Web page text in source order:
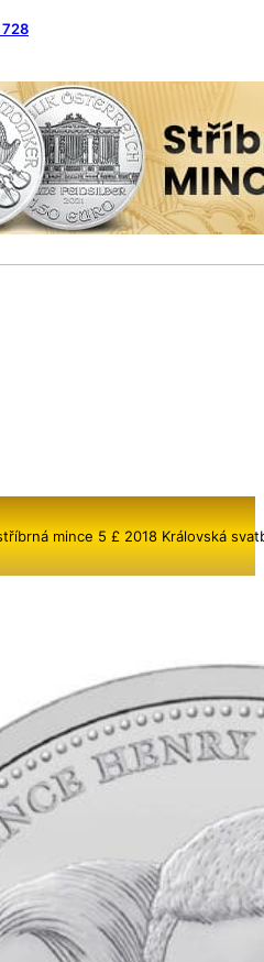
mince 5 £ 2018 Královská